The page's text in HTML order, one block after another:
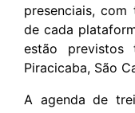
presenciais, com
de cada
estão previstos
Piracicaba, São
A agenda de